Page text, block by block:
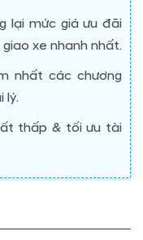
lại mức giá ưu đãi
xe nhanh nhất.
nhất các chương
lý.
thấp & tối ưu tài